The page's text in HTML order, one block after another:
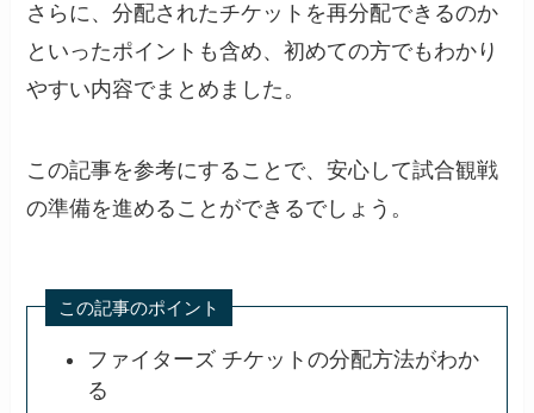
さらに、分配されたチケットを再分配できるのか
といったポイントも含め、初めての方でもわかり
やすい内容でまとめました。
この記事を参考にすることで、安心して試合観戦
の準備を進めることができるでしょう。
この記事のポイント
ファイターズ チケットの分配方法がわか
る